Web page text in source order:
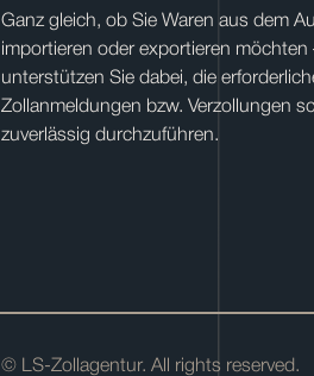
Ganz gleich, ob Sie Waren aus dem
importieren oder exportieren möchten
unterstützen Sie dabei, die
Zollanmeldungen bzw. Verzollungen
zuverlässig durchzuführen.
© LS-Zollagentur. All rights reserved.